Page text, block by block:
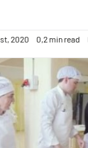
2020 0,2 min read